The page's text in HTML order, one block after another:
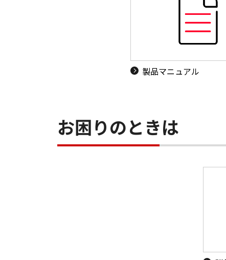
製品マニュアル
お困りのときは